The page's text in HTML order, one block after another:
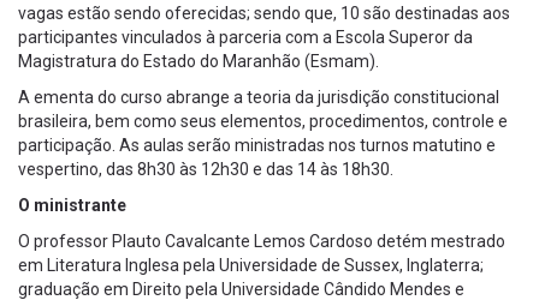
vagas estão sendo oferecidas; sendo que, 10 são destinadas aos
participantes vinculados à parceria com a Escola Superor da
Magistratura do Estado do Maranhão (Esmam).
A ementa do curso abrange a teoria da jurisdição constitucional
brasileira, bem como seus elementos, procedimentos, controle e
participação. As aulas serão ministradas nos turnos matutino e
vespertino, das 8h30 às 12h30 e das 14 às 18h30.
O ministrante
O professor Plauto Cavalcante Lemos Cardoso detém mestrado
em Literatura Inglesa pela Universidade de Sussex, Inglaterra;
graduação em Direito pela Universidade Cândido Mendes e